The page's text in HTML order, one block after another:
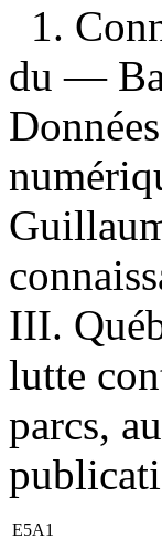
1.
du —
III.
lutte
parcs,
E5A1